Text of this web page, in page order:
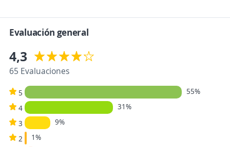
Evaluación general
4,3
65 Evaluaciones
5
55%
4
31%
3
9%
2
1%